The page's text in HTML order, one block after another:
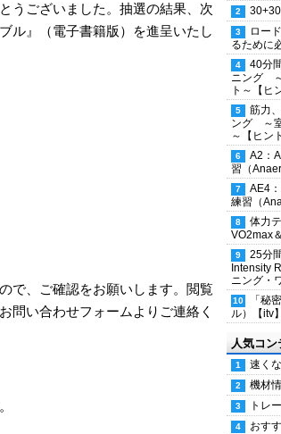
うございました。抽選の結果、次
ル』（電子書籍版）を進呈いたし
で、ご確認をお願いします。閲覧
問い合わせフォームよりご連絡く
ロー
るために
40分
ニング
ト～【ヒ
筋力
ング ～
～【ヒン
A2：
習（
AE4
練習（
体力
VO2max
25分
Intensity
ニング・
「秘
ル）【itv
人気コン
速く
機材
トレ
おす